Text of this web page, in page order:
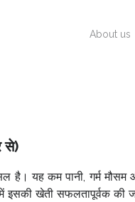
About us
से)
यह कम पानी, गर्म मौसम
में इसकी खेती सफलतापूर्वक